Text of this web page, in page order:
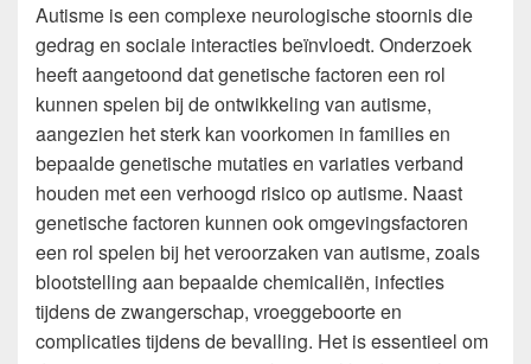
Autisme is een complexe neurologische stoornis die
gedrag en sociale interacties beïnvloedt. Onderzoek
heeft aangetoond dat genetische factoren een rol
kunnen spelen bij de ontwikkeling van autisme,
aangezien het sterk kan voorkomen in families en
bepaalde genetische mutaties en variaties verband
houden met een verhoogd risico op autisme. Naast
genetische factoren kunnen ook omgevingsfactoren
een rol spelen bij het veroorzaken van autisme, zoals
blootstelling aan bepaalde chemicaliën, infecties
tijdens de zwangerschap, vroeggeboorte en
complicaties tijdens de bevalling. Het is essentieel om